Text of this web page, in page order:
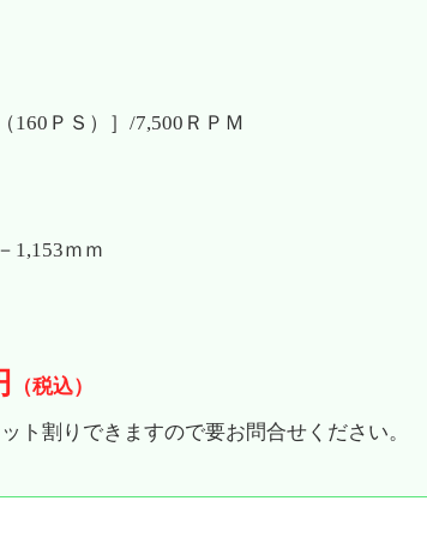
ＰＳ）］/7,500ＲＰＭ
1,153ｍｍ
（税込）
ト割りできますので要お問合せください。